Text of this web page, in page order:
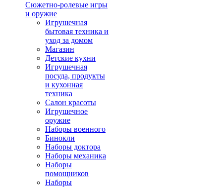
Сюжетно-ролевые игры
и оружие
Игрушечная
бытовая техника и
уход за домом
Магазин
Детские кухни
Игрушечная
посуда, продукты
и кухонная
техника
Салон красоты
Игрушечное
оружие
Наборы военного
Бинокли
Наборы доктора
Наборы механика
Наборы
помощников
Наборы